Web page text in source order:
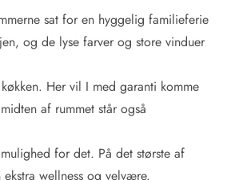
sat for en hyggelig familieferie
og de lyse farver og store vinduer
Her vil I med garanti komme
af rummet står også
for det. På det største af
wellness og velvære.